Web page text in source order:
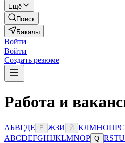
Ещё
Поиск
Бакалы
Войти
Войти
Создать резюме
Работа и
АБВГДЕ Ё ЖЗИ Й КЛМНОПРС
ABCDEFGHIJKLMNOP Q RSTU